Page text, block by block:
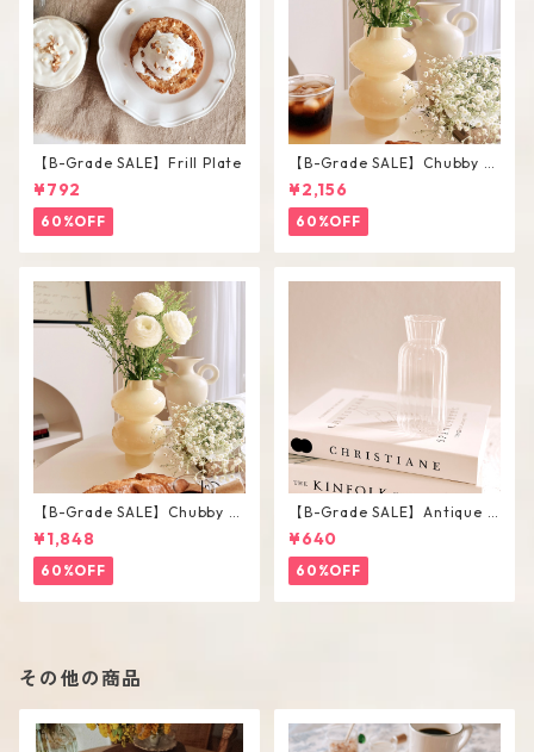
【B-Grade SALE】Frill Plate
¥792
60%OFF
【B-Grade SALE】Chubby V
ase / L
¥2,156
60%OFF
【B-Grade SALE】Chubby V
ase / M
¥1,848
60%OFF
【B-Grade SALE】Antique F
lower Vase #C
¥640
60%OFF
その他の商品